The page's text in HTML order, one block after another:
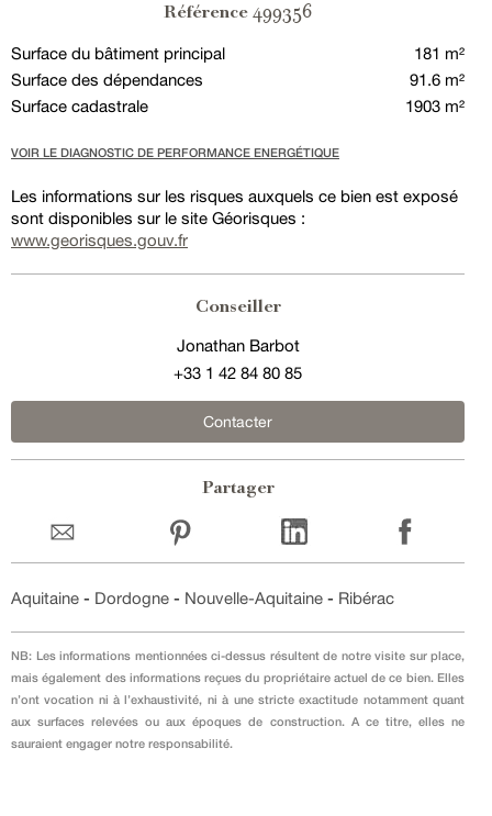
Référence 499356
Surface du bâtiment principal
181 m²
Surface des dépendances
91.6 m²
Surface cadastrale
1903 m²
VOIR LE DIAGNOSTIC DE PERFORMANCE ENERGÉTIQUE
Les informations sur les risques auxquels ce bien est exposé
sont disponibles sur le site Géorisques :
www.georisques.gouv.fr
Conseiller
Jonathan Barbot
+33 1 42 84 80 85
Contacter
Partager
Aquitaine - Dordogne - Nouvelle-Aquitaine - Ribérac
NB: Les informations mentionnées ci-dessus résultent de notre visite sur place,
mais également des informations reçues du propriétaire actuel de ce bien. Elles
n’ont vocation ni à l’exhaustivité, ni à une stricte exactitude notamment quant
aux surfaces relevées ou aux époques de construction. A ce titre, elles ne
sauraient engager notre responsabilité.